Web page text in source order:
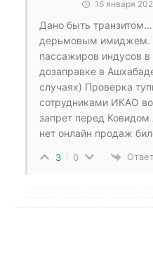
16 января
Дано быть
дерьмовым имиджем.
пассажиров индусов
дозаправке в
случаях) Проверка
сотрудниками ИКАО
запрет перед Ковидом
нет онлайн продаж
3 0